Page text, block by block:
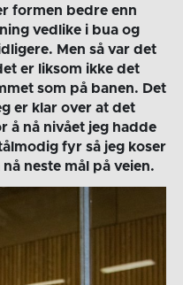
formen bedre enn
vedlike i bua og
Men så var det
er liksom ikke det
som på banen. Det
er klar over at det
å nå nivået jeg hadde
fyr så jeg koser
neste mål på veien.